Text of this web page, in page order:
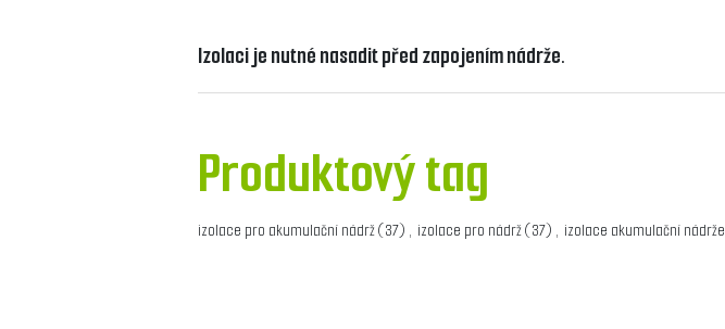
Izolaci je nutné nasadit před zapojením nádrže.
Produktový tag
izolace pro akumulační nádrž(37) , izolace pro nádrž(37) , izolace akumulační nádrže